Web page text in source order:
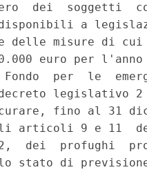
dei  soggetti
a
delle misure di
euro per
per  le
legislativo 2
fino al 31
articoli 9 e 11
dei  profughi
stato di